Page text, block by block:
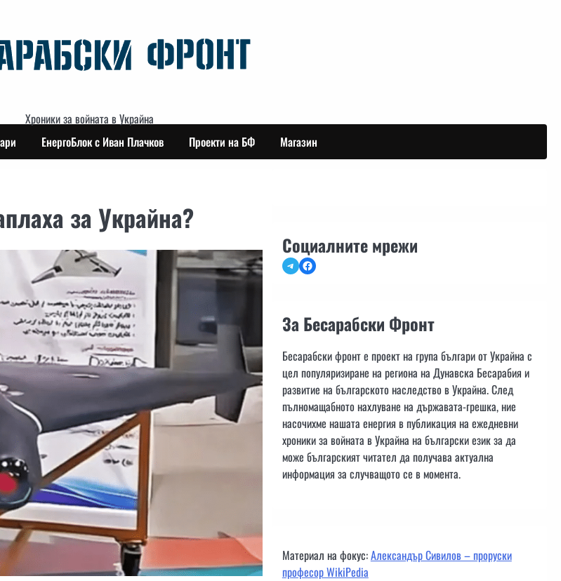
Хроники за войната в Украйна
ЕнергоБлок с Иван Плачков Проекти на БФ Магазин
за Украйна?
Социалните мрежи
TelegramFacebook
За Бесарабски Фронт
Бесарабски фронт е проект на група българи от Украйна с
цел популяризиране на региона на Дунавска Бесарабия и
развитие на българското наследство в Украйна. След
пълномащабното нахлуване на държавата-грешка, ние
насочихме нашата енергия в публикация на ежедневни
хроники за войната в Украйна на български език за да
може българският читател да получава актуална
информация за случващото се в момента.
Материал на фокус:Александър Сивилов – проруски
професор WikiPedia